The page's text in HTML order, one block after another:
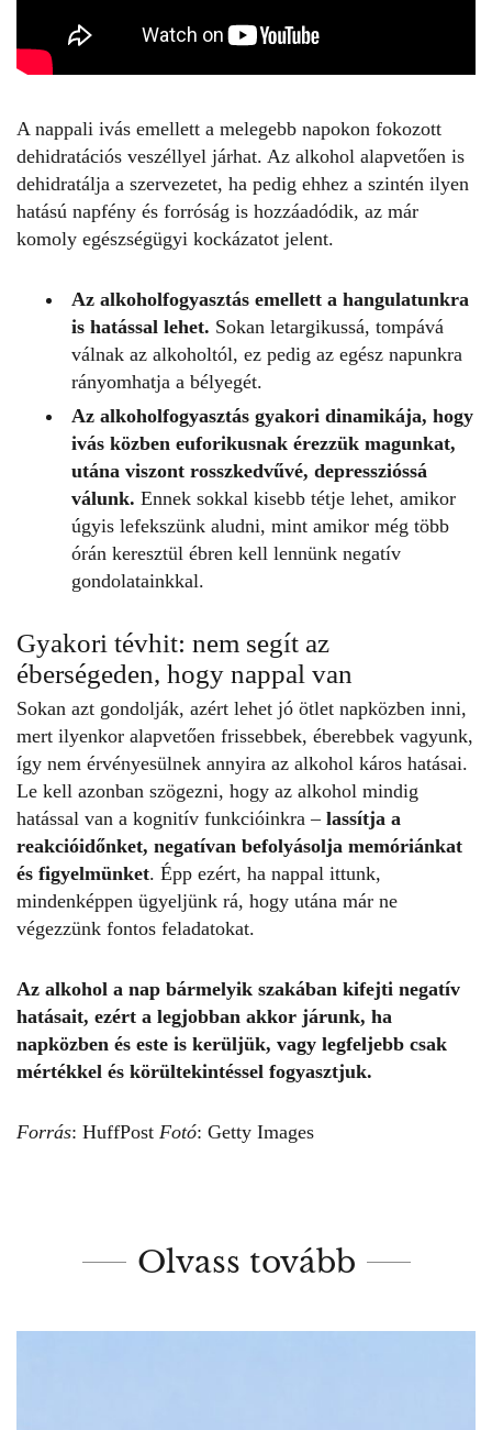
A nappali ivás emellett a melegebb napokon fokozott
dehidratációs veszéllyel járhat. Az alkohol alapvetően is
dehidratálja a szervezetet, ha pedig ehhez a szintén ilyen
hatású napfény és forróság is hozzáadódik, az már
komoly egészségügyi kockázatot jelent.
Az alkoholfogyasztás emellett a hangulatunkra
is hatással lehet. Sokan letargikussá, tompává
válnak az alkoholtól, ez pedig az egész napunkra
rányomhatja a bélyegét.
Az alkoholfogyasztás gyakori dinamikája, hogy
ivás közben euforikusnak érezzük magunkat,
utána viszont rosszkedvűvé, depresszióssá
válunk. Ennek sokkal kisebb tétje lehet, amikor
úgyis lefekszünk aludni, mint amikor még több
órán keresztül ébren kell lennünk negatív
gondolatainkkal.
Gyakori tévhit: nem segít az
éberségeden, hogy nappal van
Sokan azt gondolják, azért lehet jó ötlet napközben inni,
mert ilyenkor alapvetően frissebbek, éberebbek vagyunk,
így nem érvényesülnek annyira az alkohol káros hatásai.
Le kell azonban szögezni, hogy az alkohol mindig
hatással van a kognitív funkcióinkra – lassítja a
reakcióidőnket, negatívan befolyásolja memóriánkat
és figyelmünket. Épp ezért, ha nappal ittunk,
mindenképpen ügyeljünk rá, hogy utána már ne
végezzünk fontos feladatokat.
Az alkohol a nap bármelyik szakában kifejti negatív
hatásait, ezért a legjobban akkor járunk, ha
napközben és este is kerüljük, vagy legfeljebb csak
mértékkel és körültekintéssel fogyasztjuk.
Forrás: HuffPost Fotó: Getty Images
Olvass tovább